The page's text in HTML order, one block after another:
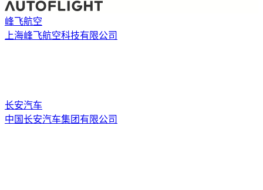
峰飞航空
上海峰飞航空科技有限公司
长安汽车
中国长安汽车集团有限公司